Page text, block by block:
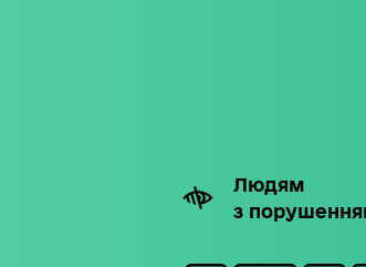
Людям
з